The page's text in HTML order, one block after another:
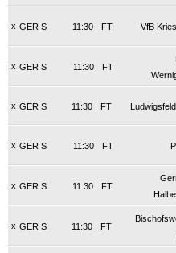
x GER S FT
11:30 VfB
x GER S FT
11:30
x GER S FT
11:30
x GER S FT
11:30
x GER S FT
11:30
x GER S FT
11:30